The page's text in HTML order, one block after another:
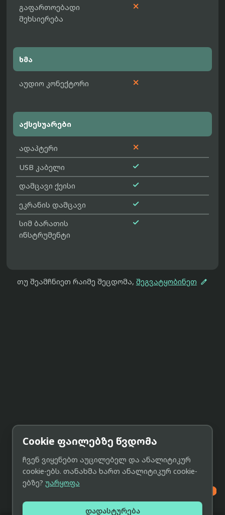
გაფართოებადი
მეხსიერება

ხმა
აუდიო კონექტორი 
აქსესუარები
ადაპტერი 
USB კაბელი 
დამცავი ქეისი 
ეკრანის დამცავი 
სიმ ბარათის
ინსტრუმენტი

თუ შეამჩნიეთ რაიმე შეცდომა, შეგვატყობინეთ 

Cookie ფაილებზე წვდომა
ჩვენ ვიყენებთ აუცილებელ და ანალიტიკურ
cookie-ებს. თანახმა ხართ ანალიტიკურ cookie-
ებზე? უარყოფა
დადასტურება